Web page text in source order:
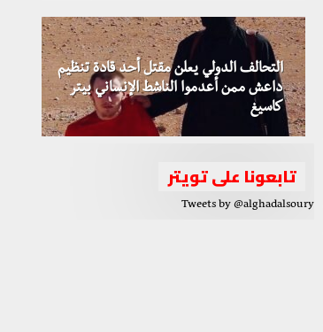
التحالف الدولي يعلن مقتل أحد قادة تنظيم
داعش ممن أعدموا الناشط الإنساني بيتر
كاسيغ
تابعونا على تويتر
Tweets by @alghadalsoury